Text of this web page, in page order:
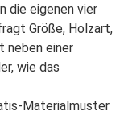
die eigenen vier
Größe, Holzart,
neben einer
wie das
Materialmuster